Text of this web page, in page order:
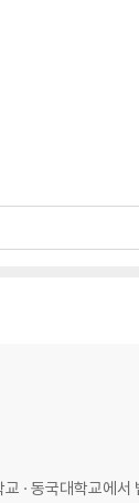
· 동국대학교에서